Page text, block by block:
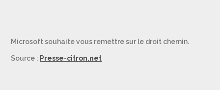
Microsoft souhaite vous remettre sur le droit chemin.
Source : Presse-citron.net